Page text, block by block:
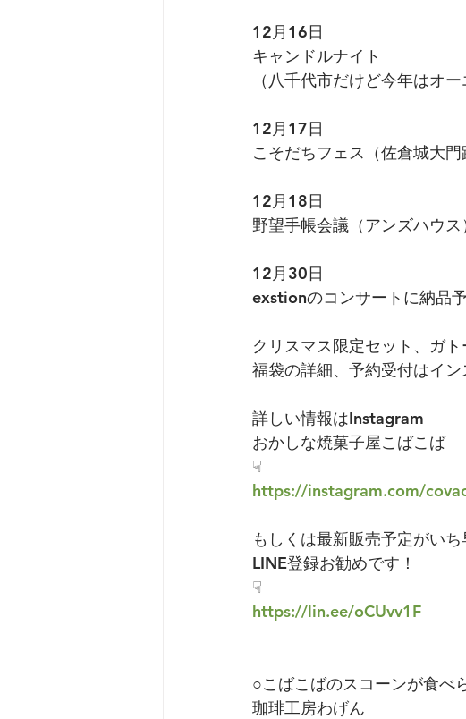
12月16日
キャンドルナイト
（八千代市だけど今年はオ
12月17日
こそだちフェス（佐倉城大門
12月18日
野望手帳会議（アンズハウス
12月30日
exstionのコンサートに納品
クリスマス限定セット、ガト
福袋の詳細、予約受付はイン
詳しい情報はInstagram
おかしな焼菓子屋こばこば
☟
https://instagram.com/
もしくは最新販売予定がいち
LINE登録お勧めです！
☟
https://lin.ee/oCUvv1F
○こばこばのスコーンが食べ
珈琲工房わげん